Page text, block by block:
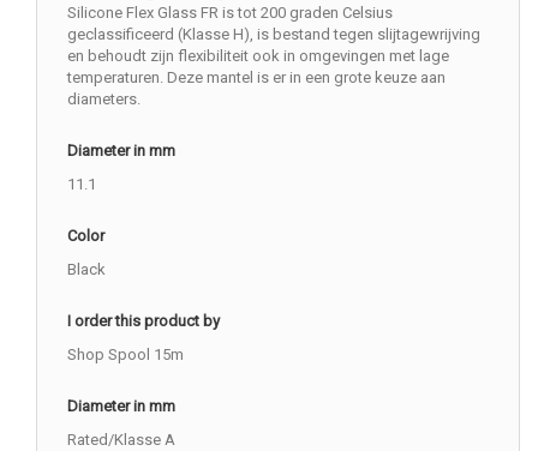
Silicone Flex Glass FR is tot 200 graden Celsius
geclassificeerd (Klasse H), is bestand tegen slijtagewrijving
en behoudt zijn flexibiliteit ook in omgevingen met lage
temperaturen. Deze mantel is er in een grote keuze aan
diameters.
Diameter in mm
11.1
Color
Black
I order this product by
Shop Spool 15m
Diameter in mm
Rated/Klasse A